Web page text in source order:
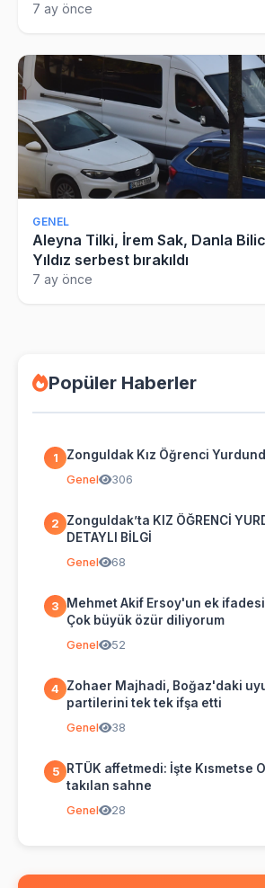
7 ay önce
GENEL
Aleyna Tilki, İrem Sak, Danla
Yıldız serbest bırakıldı
7 ay önce
Popüler Haberler
1 Zonguldak Kız Öğrenci
Genel 306
2
Zonguldak’ta KIZ ÖĞRENCİ
DETAYLI BİLGİ
Genel 68
3
Mehmet Akif Ersoy'un ek ifadesi
Çok büyük özür diliyorum
Genel 52
4
Zohaer Majhadi, Boğaz'daki
partilerini tek tek ifşa etti
Genel 38
5
RTÜK affetmedi: İşte Kısmetse
takılan sahne
Genel 28